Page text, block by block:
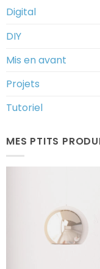
Digital
DIY
Mis en avant
Projets
Tutoriel
MES PTITS